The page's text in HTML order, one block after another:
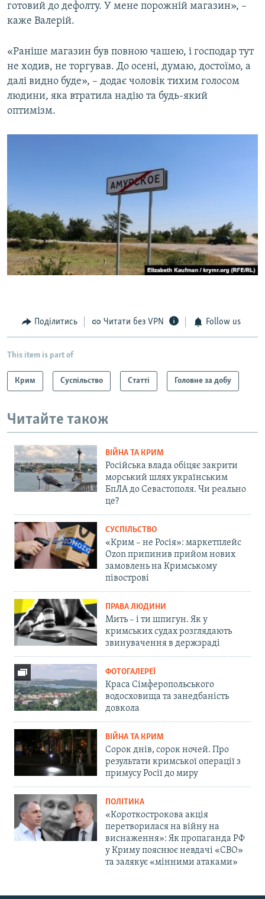
готовий до дефолту. У мене порожній магазин», –
каже Валерій.
«Раніше магазин був повною чашею, і господар тут
не ходив, не торгував. До осені, думаю, достоїмо, а
далі видно буде», – додає чоловік тихим голосом
людини, яка втратила надію та будь-який
оптимізм.
Поділитись Читати без VPN Follow us
This item is part of
Крим Суспільство Статті Головне за добу
Читайте також
ВІЙНА ТА КРИМ
Російська влада обіцяє закрити
морський шлях українським
БпЛА до Севастополя. Чи реально
це?
СУСПІЛЬСТВО
«Крим – не Росія»: маркетплейс
Ozon припинив прийом нових
замовлень на Кримському
півострові
ПРАВА ЛЮДИНИ
Мить – і ти шпигун. Як у
кримських судах розглядають
звинувачення в держзраді
ФОТОГАЛЕРЕЇ
Краса Сімферопольського
водосховища та занедбаність
довкола
ВІЙНА ТА КРИМ
Сорок днів, сорок ночей. Про
результати кримської операції з
примусу Росії до миру
ПОЛІТИКА
«Короткострокова акція
перетворилася на війну на
виснаження»: Як пропаганда РФ
у Криму пояснює невдачі «СВО»
та залякує «мінними атаками»